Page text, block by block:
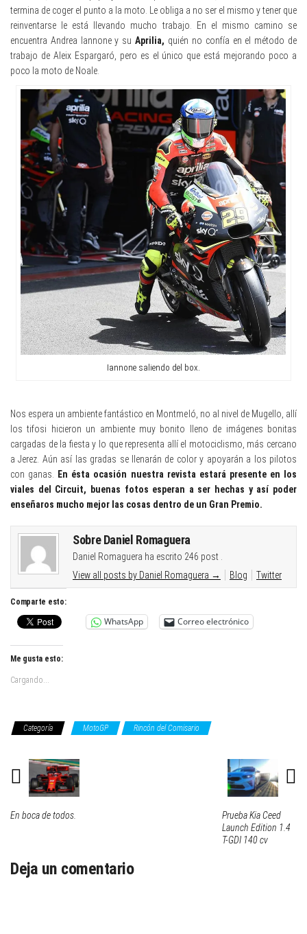
termina de coger el punto a la moto. Le obliga a no ser el mismo y tener que
reinventarse le está llevando mucho trabajo. En el mismo camino se
encuentra Andrea Iannone y suAprilia, quién no confía en el método de
trabajo de Aleix Espargaró, pero es el único que está mejorando poco a
poco la moto de Noale.
Iannone saliendo del box.
Nos espera un ambiente fantástico en Montmeló, no al nivel de Mugello, allí
los tifosi hicieron un ambiente muy bonito lleno de imágenes bonitas
cargadas de la fiesta y lo que representa allí el motociclismo, más cercano
a Jerez. Aún así las gradas se llenarán de color y apoyarán a los pilotos
con ganas. En ésta ocasión nuestra revista estará presente en los
viales del Circuit, buenas fotos esperan a ser hechas y así poder
enseñaros mucho mejor las cosas dentro de un Gran Premio.
Sobre Daniel Romaguera
Daniel Romaguera ha escrito 246 post .
View all posts by Daniel Romaguera → Blog Twitter
Comparte esto:
WhatsApp Correo electrónico
Me gusta esto:
Cargando...
Categoría MotoGP Rincón del Comisario
En boca de todos.
Prueba Kia Ceed
Launch Edition 1.4
T-GDI 140 cv
Deja un comentario